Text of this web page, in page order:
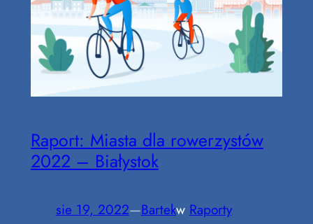
Raport: Miasta dla rowerzystów
2022 – Białystok
sie 19, 2022—Bartekw Raporty